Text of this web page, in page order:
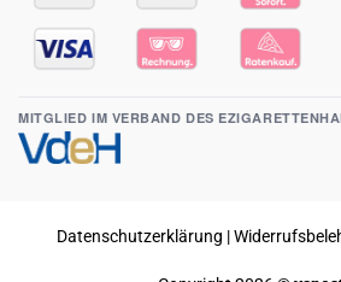
MITGLIED IM VERBAND DES
Datenschutzerklärung |